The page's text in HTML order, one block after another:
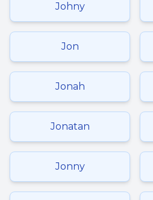
Johny
Jon
Jonah
Jonatan
Jonny